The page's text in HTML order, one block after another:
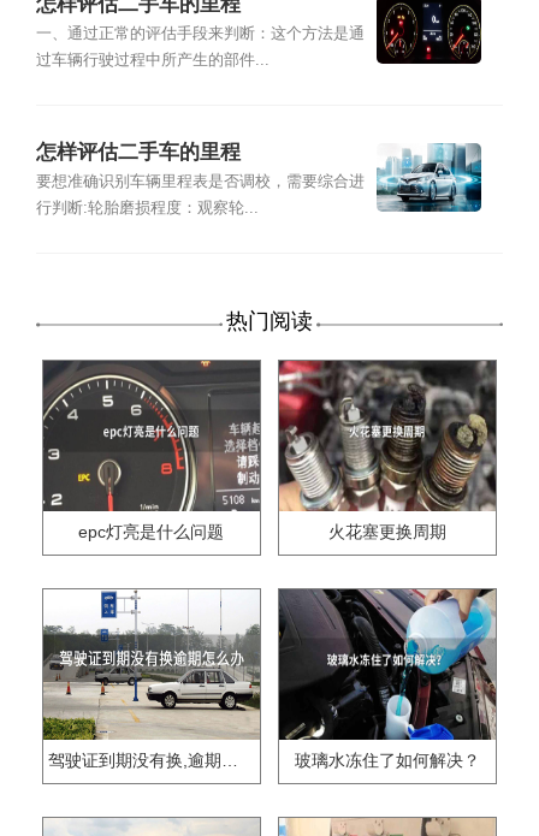
一、通过正常的评估手段来判断：这个方法是通
过车辆行驶过程中所产生的部件...
怎样评估二手车的里程
要想准确识别车辆里程表是否调校，需要综合进
行判断:轮胎磨损程度：观察轮...
热门阅读
epc灯亮是什么问题 火花塞更换周期
驾驶证到期没有换,逾期怎么办?? 玻璃水冻住了如何解决？